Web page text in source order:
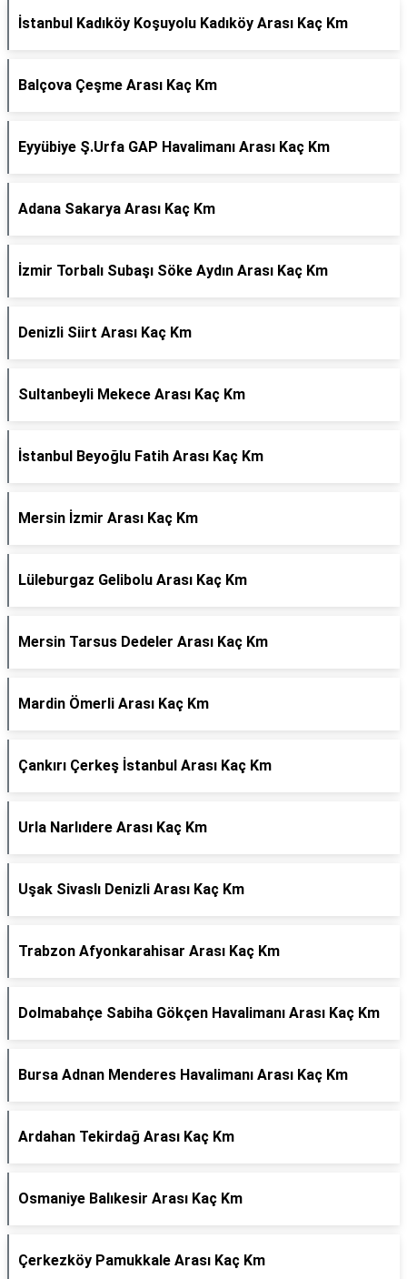
İstanbul Kadıköy Koşuyolu Kadıköy Arası Kaç Km
Balçova Çeşme Arası Kaç Km
Eyyübiye Ş.Urfa GAP Havalimanı Arası Kaç Km
Adana Sakarya Arası Kaç Km
İzmir Torbalı Subaşı Söke Aydın Arası Kaç Km
Denizli Siirt Arası Kaç Km
Sultanbeyli Mekece Arası Kaç Km
İstanbul Beyoğlu Fatih Arası Kaç Km
Mersin İzmir Arası Kaç Km
Lüleburgaz Gelibolu Arası Kaç Km
Mersin Tarsus Dedeler Arası Kaç Km
Mardin Ömerli Arası Kaç Km
Çankırı Çerkeş İstanbul Arası Kaç Km
Urla Narlıdere Arası Kaç Km
Uşak Sivaslı Denizli Arası Kaç Km
Trabzon Afyonkarahisar Arası Kaç Km
Dolmabahçe Sabiha Gökçen Havalimanı Arası Kaç Km
Bursa Adnan Menderes Havalimanı Arası Kaç Km
Ardahan Tekirdağ Arası Kaç Km
Osmaniye Balıkesir Arası Kaç Km
Çerkezköy Pamukkale Arası Kaç Km